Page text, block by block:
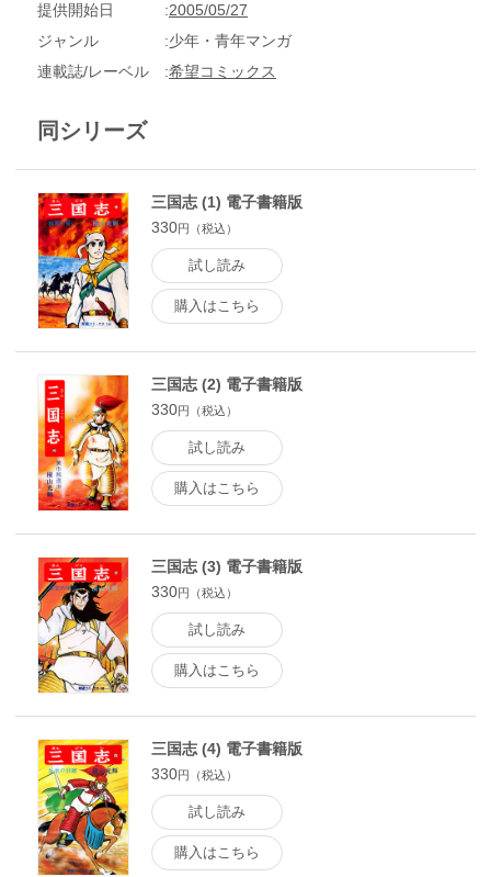
提供開始日
2005/05/27
ジャンル
少年・青年マンガ
連載誌/レーベル
希望コミックス
同シリーズ
三国志 (1) 電子書籍版
330円（税込）
試し読み
購入はこちら
三国志 (2) 電子書籍版
330円（税込）
試し読み
購入はこちら
三国志 (3) 電子書籍版
330円（税込）
試し読み
購入はこちら
三国志 (4) 電子書籍版
330円（税込）
試し読み
購入はこちら